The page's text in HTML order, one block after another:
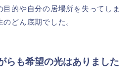
的や自分の居場所を失ってしま
どん底期でした。
らも希望の光はありました